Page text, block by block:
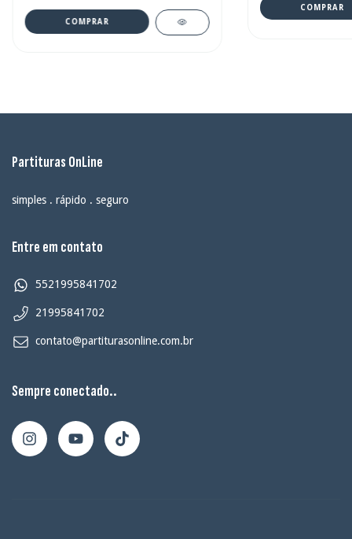
COMPRAR
COMPRAR
Partituras OnLine
simples . rápido . seguro
Entre em contato
5521995841702
21995841702
contato@partiturasonline.com.br
Sempre conectado..